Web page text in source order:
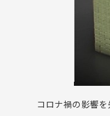
コロナ禍の影響